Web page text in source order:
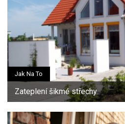
Jak Na To
Zateplení šikmé střechy